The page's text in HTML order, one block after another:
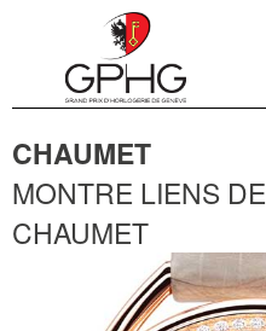
CHAUMET
MONTRE LIENS DE
CHAUMET